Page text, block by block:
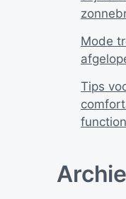
Mode
Tips